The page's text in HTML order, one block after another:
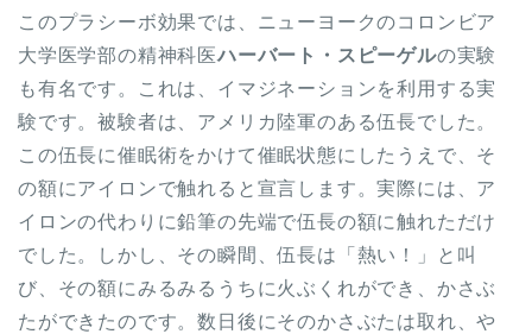
このプラシーボ効果では、ニューヨークのコロンビア
大学医学部の精神科医ハーバート・スピーゲルの実験
も有名です。これは、イマジネーションを利用する実
験です。被験者は、アメリカ陸軍のある伍長でした。
この伍長に催眠術をかけて催眠状態にしたうえで、そ
の額にアイロンで触れると宣言します。実際には、ア
イロンの代わりに鉛筆の先端で伍長の額に触れただけ
でした。しかし、その瞬間、伍長は「熱い！」と叫
び、その額にみるみるうちに火ぶくれができ、かさぶ
たができたのです。数日後にそのかさぶたは取れ、や